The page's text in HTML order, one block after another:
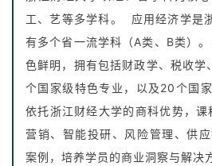
工、艺等多学科。 ‌应用经济学‌是
有多个省一流学科（A类、B类）
色鲜明，拥有包括‌财政学、税收
个国家级特色专业，以及20个国
依托浙江财经大学的商科优势，
营销、智能投研、风险管理、供
案例，培养学员的商业洞察与解决